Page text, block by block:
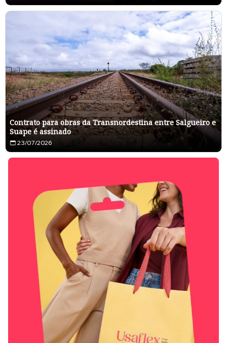
Contrato para obras da Transnordestina entre Salgueiro e
Suape é assinado
23/07/2026